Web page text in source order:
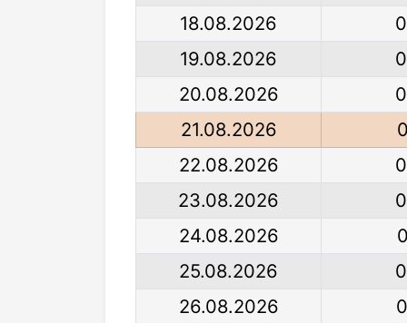
18.08.2026
19.08.2026
20.08.2026
21.08.2026
22.08.2026
23.08.2026
24.08.2026
25.08.2026
26.08.2026